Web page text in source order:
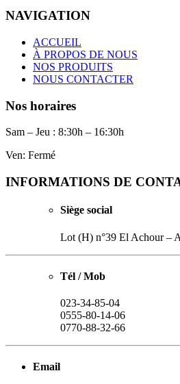
NAVIGATION
ACCUEIL
À PROPOS DE NOUS
NOS PRODUITS
NOUS CONTACTER
Nos horaires
Sam – Jeu : 8:30h – 16:30h
Ven: Fermé
INFORMATIONS DE
Siège social
Lot (H) n°39 El Achour –
Tél / Mob
023-34-85-04
0555-80-14-06
0770-88-32-66
Email